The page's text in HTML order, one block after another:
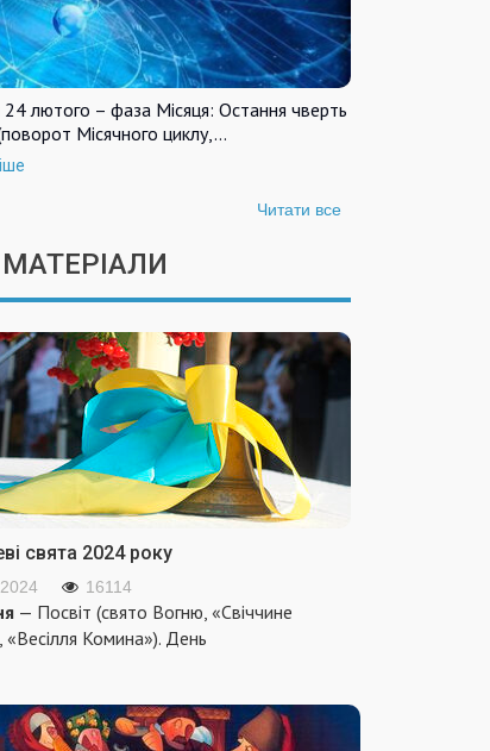
24 лютого – фаза Місяця: Остання чверть
Місячного циклу,…
Читати все
МАТЕРІАЛИ
свята 2024 року
16114
— Посвіт (свято Вогню, «Свіччине
«Весілля Комина»). День